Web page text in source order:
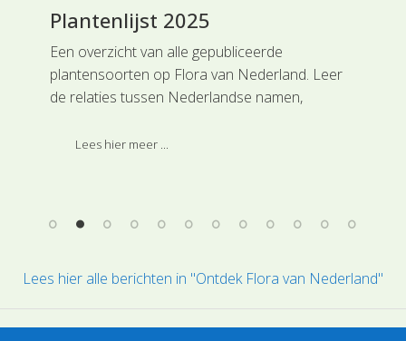
Plantenlijst 2025
Een overzicht van alle gepubliceerde
plantensoorten op Flora van Nederland. Leer
de relaties tussen Nederlandse namen,
Hoofdgroepen.
Lees hier meer ...
Lees hier alle berichten in "Ontdek Flora van Nederland"